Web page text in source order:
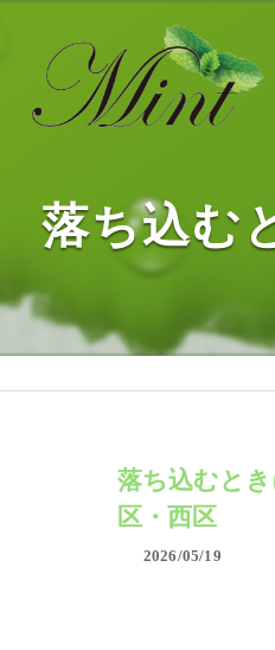
落ち込む
落ち込むと
区・西区
2026/05/19